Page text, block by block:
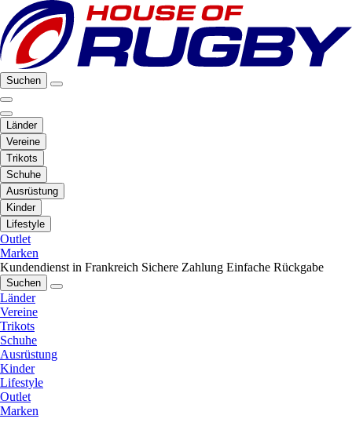
Suchen
Länder
Vereine
Trikots
Schuhe
Ausrüstung
Kinder
Lifestyle
Outlet
Marken
Kundendienst in Frankreich Sichere Zahlung Einfache Rückgabe
Suchen
Länder
Vereine
Trikots
Schuhe
Ausrüstung
Kinder
Lifestyle
Outlet
Marken